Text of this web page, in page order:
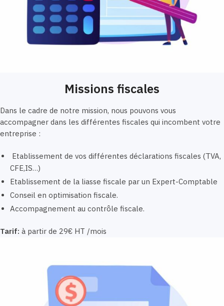
Missions fiscales
Dans le cadre de notre mission, nous pouvons vous
accompagner dans les différentes fiscales qui incombent votre
entreprise :
Etablissement de vos différentes déclarations fiscales (TVA,
CFE,IS…)
Etablissement de la liasse fiscale par un Expert-Comptable
Conseil en optimisation fiscale.
Accompagnement au contrôle fiscale.
Tarif: à partir de 29€ HT /mois